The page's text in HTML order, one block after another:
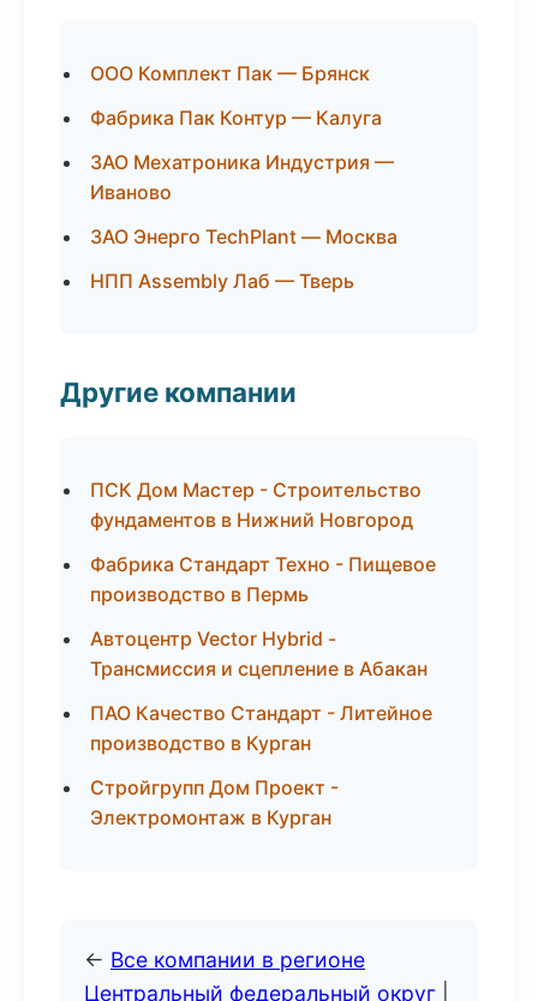
ООО Комплект Пак — Брянск
Фабрика Пак Контур — Калуга
ЗАО Мехатроника Индустрия —
Иваново
ЗАО Энерго TechPlant — Москва
НПП Assembly Лаб — Тверь
Другие компании
ПСК Дом Мастер - Строительство
фундаментов в Нижний Новгород
Фабрика Стандарт Техно - Пищевое
производство в Пермь
Автоцентр Vector Hybrid -
Трансмиссия и сцепление в Абакан
ПАО Качество Стандарт - Литейное
производство в Курган
Стройгрупп Дом Проект -
Электромонтаж в Курган
← Все компании в регионе
Центральный федеральный округ